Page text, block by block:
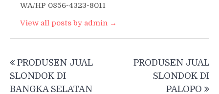
WA/HP 0856-4323-8011
View all posts by admin →
navigation
PRODUSEN JUAL
SLONDOK DI
BANGKA SELATAN
PRODUSEN JUAL
SLONDOK DI
PALOPO